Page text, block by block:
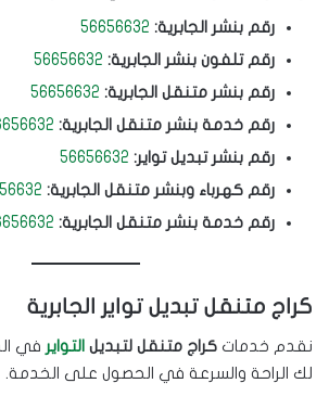
رقم بنشر الجابرية: 56656632
رقم تلفون بنشر الجابرية: 56656632
رقم بنشر متنقل الجابرية: 56656632
رقم خدمة بنشر متنقل الجابرية:
رقم بنشر تبديل تواير: 56656632
رقم كهرباء وبنشر متنقل الجابرية:
رقم خدمة بنشر متنقل الجابرية:
كراج متنقل تبديل تواير الجابرية
نقدم خدمات كراج متنقل لتبديل التواير في
لك الراحة والسرعة في الحصول على الخدمة.